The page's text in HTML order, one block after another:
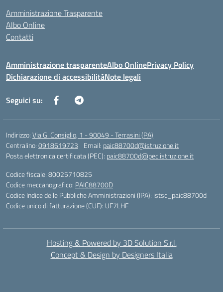
Amministrazione Trasparente
Albo Online
Contatti
Amministrazione trasparenteAlbo OnlinePrivacy Policy
Dichiarazione di accessibilitàNote legali
Seguici su:
Indirizzo:Via G. Consiglio, 1 - 90049 - Terrasini (PA)
Centralino:0918619723 Email: paic88700d@istruzione.it
Posta elettronica certificata (PEC): paic88700d@pec.istruzione.it
Codice fiscale: 80025710825
Codice meccanografico: PAIC88700D
Codice Indice delle Pubbliche Amministrazioni (IPA): istsc_paic88700d
Codice unico di fatturazione (CUF): UF7LHF
Hosting & Powered by 3D Solution S.r.l.
Concept & Design by Designers Italia